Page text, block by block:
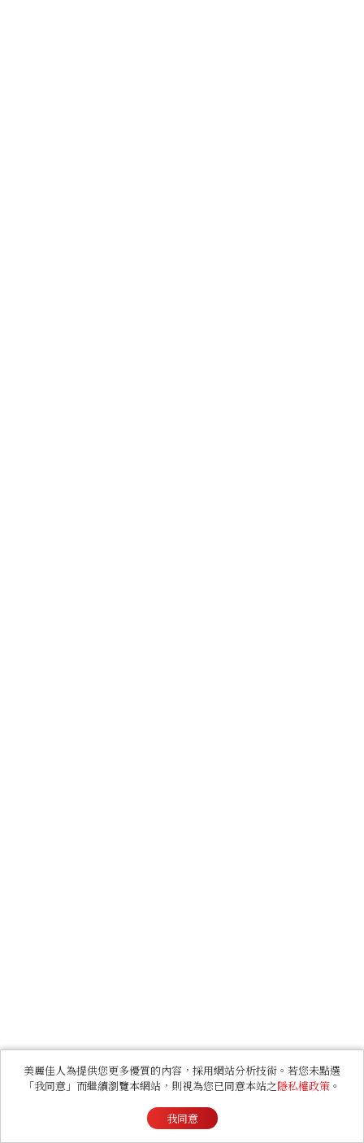
美麗佳人為提供您更多優質的內容，採用網站分析技術。若您未點選
「我同意」而繼續瀏覽本網站，則視為您已同意本站之隱私權政策 。
我同意